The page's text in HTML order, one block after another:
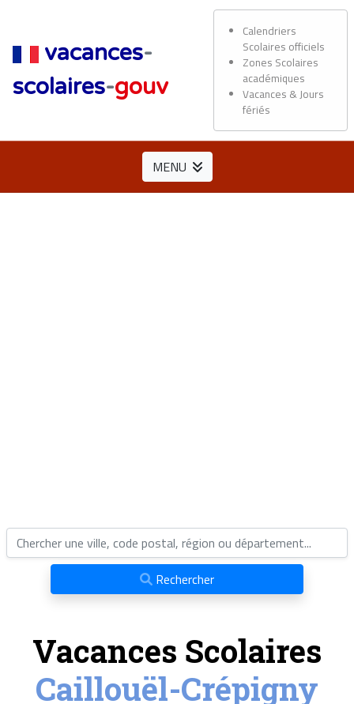
vacances-
scolaires-gouv
Calendriers
Scolaires officiels
Zones Scolaires
académiques
Vacances & Jours
fériés
MENU
Rechercher
Vacances Scolaires
Caillouël-Crépigny